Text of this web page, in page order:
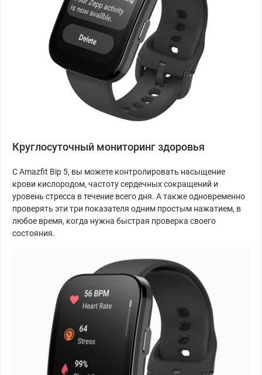
Круглосуточный мониторинг здоровья
С Amazfit Bip 5, вы можете контролировать насыщение
крови кислородом, частоту сердечных сокращений и
уровень стресса в течение всего дня. А также одновременно
проверять эти три показателя одним простым нажатием, в
любое время, когда нужна быстрая проверка своего
состояния.